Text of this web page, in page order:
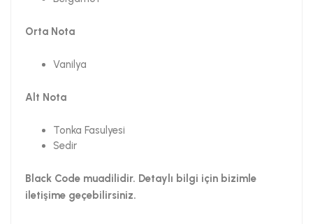
Orta Nota
Vanilya
Alt Nota
Tonka Fasulyesi
Sedir
Black Code muadilidir. Detaylı bilgi için bizimle
iletişime geçebilirsiniz.